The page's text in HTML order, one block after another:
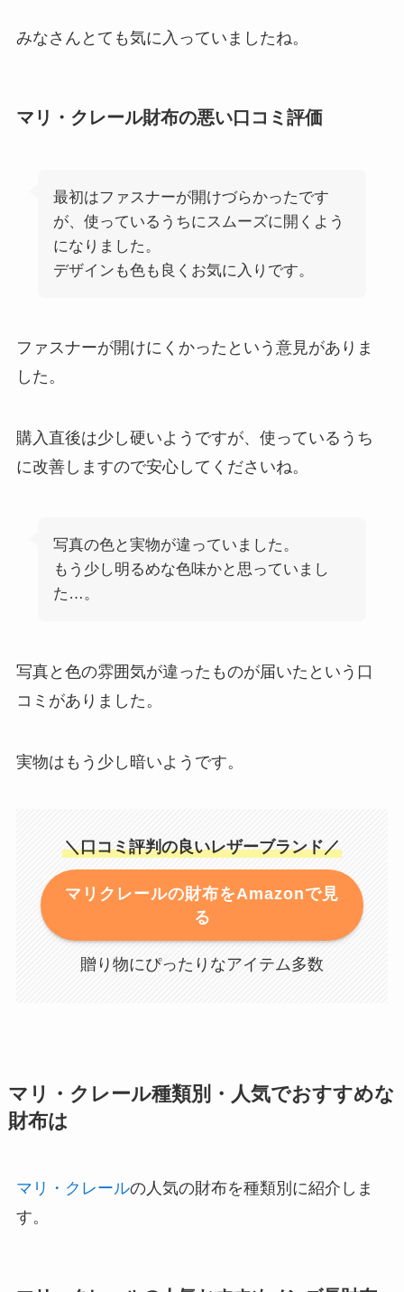
みなさんとても気に入っていましたね。
マリ・クレール財布の悪い口コミ評価
最初はファスナーが開けづらかったです
が、使っているうちにスムーズに開くよう
になりました。
デザインも色も良くお気に入りです。
ファスナーが開けにくかったという意見がありま
した。
購入直後は少し硬いようですが、使っているうち
に改善しますので安心してくださいね。
写真の色と実物が違っていました。
もう少し明るめな色味かと思っていまし
た…。
写真と色の雰囲気が違ったものが届いたという口
コミがありました。
実物はもう少し暗いようです。
＼口コミ評判の良いレザーブランド／
マリクレールの財布をAmazonで見
る
贈り物にぴったりなアイテム多数
マリ・クレール種類別・人気でおすすめな
財布は
マリ・クレールの人気の財布を種類別に紹介しま
す。